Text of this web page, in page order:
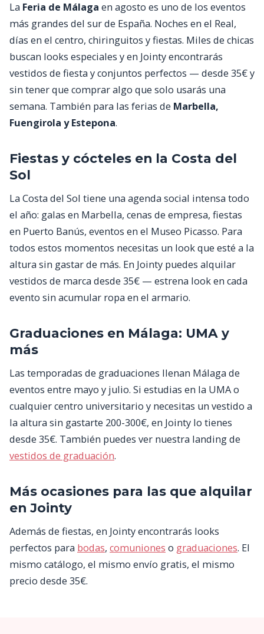
La Feria de Málaga en agosto es uno de los eventos
más grandes del sur de España. Noches en el Real,
días en el centro, chiringuitos y fiestas. Miles de chicas
buscan looks especiales y en Jointy encontrarás
vestidos de fiesta y conjuntos perfectos — desde 35€ y
sin tener que comprar algo que solo usarás una
semana. También para las ferias de Marbella,
Fuengirola y Estepona.
Fiestas y cócteles en la Costa del
Sol
La Costa del Sol tiene una agenda social intensa todo
el año: galas en Marbella, cenas de empresa, fiestas
en Puerto Banús, eventos en el Museo Picasso. Para
todos estos momentos necesitas un look que esté a la
altura sin gastar de más. En Jointy puedes alquilar
vestidos de marca desde 35€ — estrena look en cada
evento sin acumular ropa en el armario.
Graduaciones en Málaga: UMA y
más
Las temporadas de graduaciones llenan Málaga de
eventos entre mayo y julio. Si estudias en la UMA o
cualquier centro universitario y necesitas un vestido a
la altura sin gastarte 200-300€, en Jointy lo tienes
desde 35€. También puedes ver nuestra landing de
vestidos de graduación.
Más ocasiones para las que alquilar
en Jointy
Además de fiestas, en Jointy encontrarás looks
perfectos para bodas, comuniones o graduaciones. El
mismo catálogo, el mismo envío gratis, el mismo
precio desde 35€.